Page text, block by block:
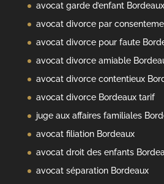
avocat garde d’enfant Bordeaux
avocat divorce par
avocat divorce pour faute
avocat divorce amiable
avocat divorce contentieux
avocat divorce Bordeaux tarif
juge aux affaires familiales
avocat filiation Bordeaux
avocat droit des enfants
avocat séparation Bordeaux